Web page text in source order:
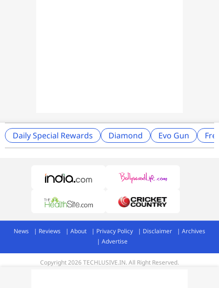
Daily Special Rewards Diamond Evo Gun
News Reviews About Privacy Policy Disclaimer
Archives
Advertise
Copyright 2026 TECHLUSIVE.IN. All Right Reserved.